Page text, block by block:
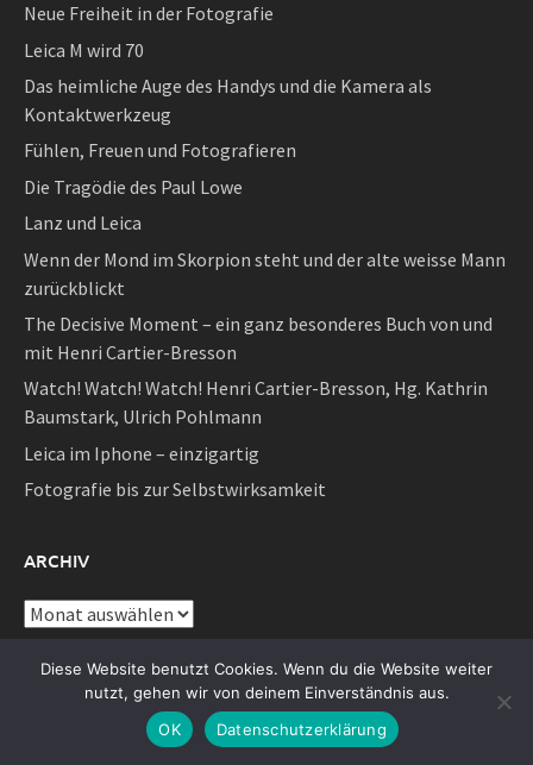
Neue Freiheit in der Fotografie
Leica M wird 70
Das heimliche Auge des Handys und die Kamera als
Kontaktwerkzeug
Fühlen, Freuen und Fotografieren
Die Tragödie des Paul Lowe
Lanz und Leica
Wenn der Mond im Skorpion steht und der alte weisse Mann
zurückblickt
The Decisive Moment – ein ganz besonderes Buch von und
mit Henri Cartier-Bresson
Watch! Watch! Watch! Henri Cartier-Bresson, Hg. Kathrin
Baumstark, Ulrich Pohlmann
Leica im Iphone – einzigartig
Fotografie bis zur Selbstwirksamkeit
ARCHIV
Archiv
Diese Website benutzt Cookies. Wenn du die Website weiter
nutzt, gehen wir von deinem Einverständnis aus.
OK
Datenschutzerklärung